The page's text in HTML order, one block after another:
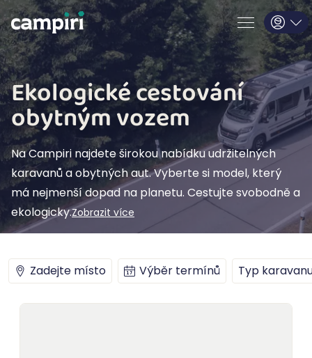
Ekologické cestování
obytným vozem
Na Campiri najdete širokou nabídku udržitelných
karavanů a obytných aut. Vyberte si model, který
má nejmenší dopad na planetu. Cestujte svobodně a
ekologicky.Zobrazit více
Zadejte místo Výběr termínů Typ